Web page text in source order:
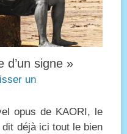
d’un signe »
un
opus de KAORI, le
dit déjà ici tout le bien